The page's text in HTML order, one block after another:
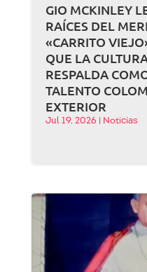
GIO MCKINLEY
RAÍCES DEL
«CARRITO
QUE LA
RESPALDA
TALENTO
EXTERIOR
Jul 19, 2026 Noticias